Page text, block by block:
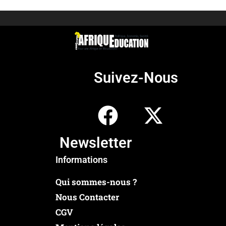
Suivez-Nous
Newsletter
Informations
Qui sommes-nous ?
Nous Contacter
CGV